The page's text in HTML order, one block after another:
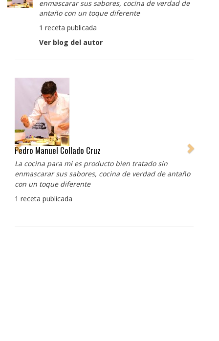
enmascarar sus sabores, cocina de verdad de
antaño con un toque diferente
1 receta publicada
Ver blog del autor
Pedro Manuel Collado Cruz
La cocina para mi es producto bien tratado sin
enmascarar sus sabores, cocina de verdad de antaño
con un toque diferente
1 receta publicada